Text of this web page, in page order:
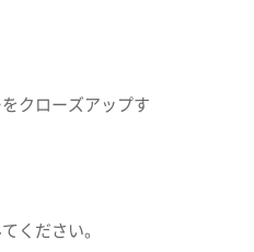
クローズアップす
ください。